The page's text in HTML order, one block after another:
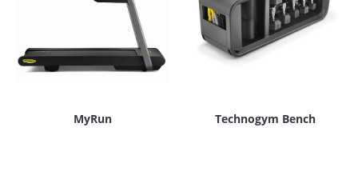
MyRun Technogym Bench